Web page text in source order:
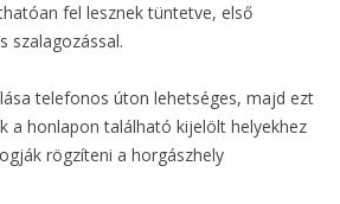
fel lesznek tüntetve, első
szalagozással.
telefonos úton lehetséges, majd ezt
a honlapon található kijelölt helyekhez
rögzíteni a horgászhely